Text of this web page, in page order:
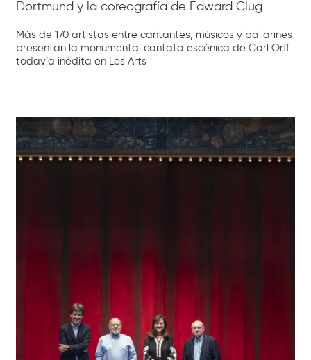
Dortmund y la coreografía de Edward Clug
Más de 170 artistas entre cantantes, músicos y bailarines
presentan la monumental cantata escénica de Carl Orff
todavía inédita en Les Arts